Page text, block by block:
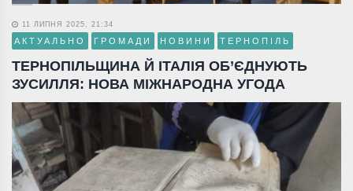
11 ЛИПНЯ 2025, 21:34
АКТУАЛЬНО ГРОМАДИ НОВИНИ ТЕРНОПІЛЬ
ТЕРНОПІЛЬЩИНА Й ІТАЛІЯ ОБ’ЄДНУЮТЬ
ЗУСИЛЛЯ: НОВА МІЖНАРОДНА УГОДА